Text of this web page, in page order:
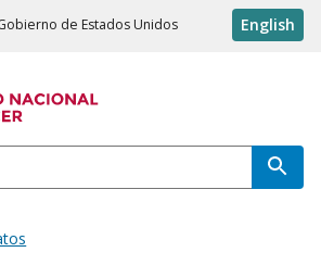
de Estados Unidos English